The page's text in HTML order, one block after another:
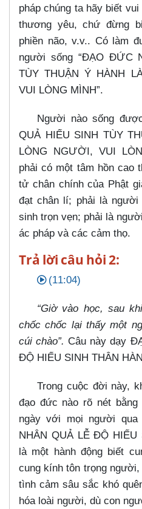
pháp chúng ta hãy biết
thương yêu, chứ đừng
phiền não, v.v.. Có làm
người sống “ĐẠO ĐỨC
TÙY THUẬN Ý HÀNH
VUI LÒNG MÌNH”.
Người nào sống
QUẢ HIẾU SINH TÙY
LÒNG NGƯỜI, VUI
phải có một tâm hồn cao
tử chân chính của Phật
đạt chân lí; phải là
sinh trọn vẹn; phải là
ác pháp và các cảm thọ.
Trả lời câu hỏi 2:
(11:04)
“Giờ vào học, sau
chốc chốc lại thấy một
cúi chào”. Câu này dạy
ĐỘ HIẾU SINH THÂN
Trong cuộc đời này,
đạo đức nào rõ nét
ngày với mọi người qua
NHÂN QUẢ LỄ ĐỘ HIẾU
là một hành động biết
cung kính tôn trọng
tình cảm sâu sắc khó
hóa loài người, dù con